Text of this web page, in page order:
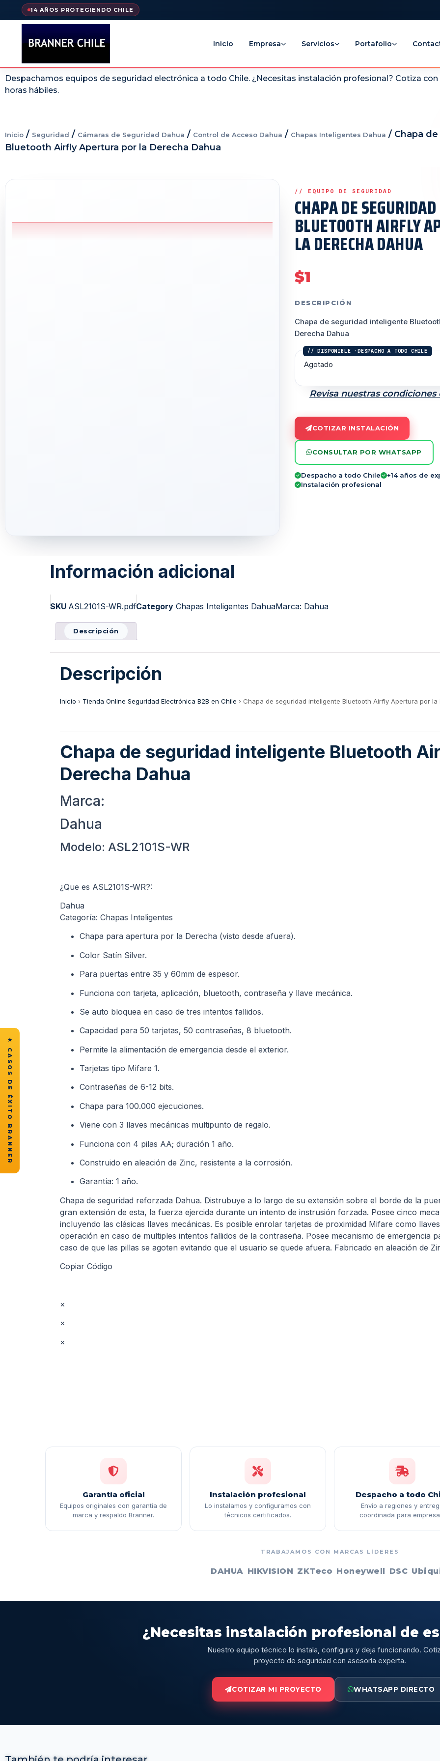
14 AÑOS PROTEGIENDO CHILE
Inicio Empresa Servicios Portafolio
Despachamos equipos de seguridad electrónica a todo Chile. ¿Necesitas instalación profesional? Cotiza
horas hábiles.
Inicio / Seguridad / Cámaras de Seguridad Dahua / Control de Acceso Dahua / Chapas Inteligentes Dahua / Chapa
Bluetooth Airfly Apertura por la Derecha Dahua
CHAPA DE
BLUETOOTH AIRFLY
LA DERECHA DAHUA
$1
DESCRIPCIÓN
Chapa de seguridad inteligente
Derecha Dahua
Agotado
Revisa nuestras condiciones
COTIZAR INSTALACIÓN
CONSULTAR POR WHATSAPP
Despacho a todo Chile
+14 años de
Instalación profesional
Información adicional
SKU ASL2101S-WR.pdfCategory Chapas Inteligentes DahuaMarca: Dahua
Descripción
Descripción
Inicio › Tienda Online Seguridad Electrónica B2B en Chile › Chapa de seguridad inteligente Bluetooth Airfly Apertura por la
Chapa de seguridad inteligente Bluetooth
Derecha Dahua
Marca:
Dahua
Modelo: ASL2101S-WR
¿Que es ASL2101S-WR?:
Dahua
Categoría: Chapas Inteligentes
Chapa para apertura por la Derecha (visto desde afuera).
Color Satín Silver.
Para puertas entre 35 y 60mm de espesor.
Funciona con tarjeta, aplicación, bluetooth, contraseña y llave mecánica.
Se auto bloquea en caso de tres intentos fallidos.
Capacidad para 50 tarjetas, 50 contraseñas, 8 bluetooth.
Permite la alimentación de emergencia desde el exterior.
Tarjetas tipo Mifare 1.
Contraseñas de 6-12 bits.
Chapa para 100.000 ejecuciones.
Viene con 3 llaves mecánicas multipunto de regalo.
Funciona con 4 pilas AA; duración 1 año.
Construido en aleación de Zinc, resistente a la corrosión.
Garantía: 1 año.
Chapa de seguridad reforzada Dahua. Distrubuye a lo largo de su extensión sobre el borde de la
gran extensión de esta, la fuerza ejercida durante un intento de instrusión forzada. Posee cinco
incluyendo las clásicas llaves mecánicas. Es posible enrolar tarjetas de proximidad Mifare como
operación en caso de multiples intentos fallidos de la contraseña. Posee mecanismo de emergencia
caso de que las pillas se agoten evitando que el usuario se quede afuera. Fabricado en aleación de
Copiar Código
×
×
×
Garantía oficial
Equipos originales con garantía de
marca y respaldo Branner.
Instalación profesional
Lo instalamos y configuramos con
técnicos certificados.
Despacho a todo
Envío a regiones y
coordinada para
TRABAJAMOS CON MARCAS LÍDERES
DAHUA HIKVISION ZKTeco Honeywell DSC
¿Necesitas instalación profesional de
Nuestro equipo técnico lo instala, configura y deja funcionando.
proyecto de seguridad con asesoría experta.
COTIZAR MI PROYECTO WHATSAPP DIRECTO
★ CASOS DE ÉXITO BRANNER